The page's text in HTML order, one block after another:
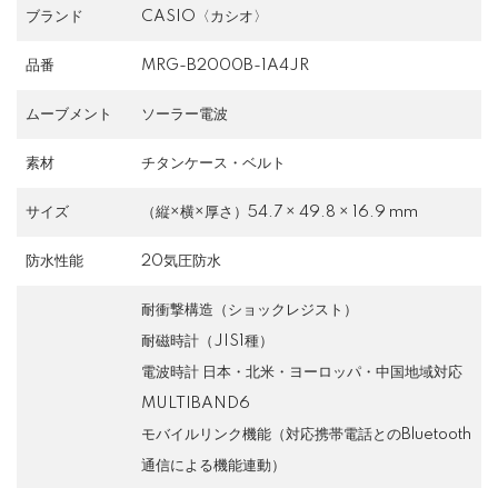
ブランド CASIO〈カシオ〉
品番 MRG-B2000B-1A4JR
ムーブメント ソーラー電波
素材 チタンケース・ベルト
サイズ （縦×横×厚さ）54.7 × 49.8 × 16.9 mm
防水性能 20気圧防水
耐衝撃構造（ショックレジスト）
耐磁時計（JIS1種）
電波時計 日本・北米・ヨーロッパ・中国地域対応
MULTIBAND6
モバイルリンク機能（対応携帯電話とのBluetooth
通信による機能連動）